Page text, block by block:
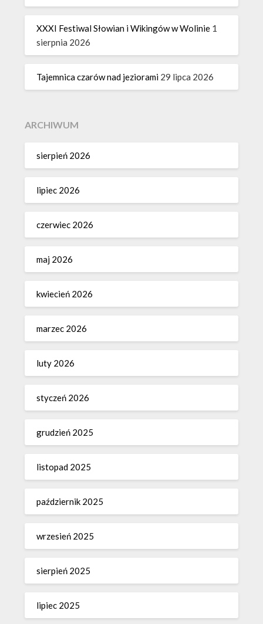
XXXI Festiwal Słowian i Wikingów w Wolinie 1
sierpnia 2026
Tajemnica czarów nad jeziorami 29 lipca 2026
ARCHIWUM
sierpień 2026
lipiec 2026
czerwiec 2026
maj 2026
kwiecień 2026
marzec 2026
luty 2026
styczeń 2026
grudzień 2025
listopad 2025
październik 2025
wrzesień 2025
sierpień 2025
lipiec 2025